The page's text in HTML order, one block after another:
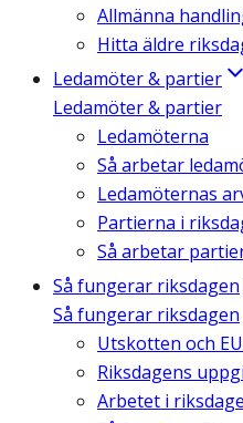
Allmänna
Hitta äldre
Ledamöter & partier
Ledamöter & partier
Ledamöterna
Så arbetar
Ledamöternas
Partierna i
Så arbetar
Så fungerar riksdagen
Så fungerar riksdagen
Utskotten och
Riksdagens
Arbetet i